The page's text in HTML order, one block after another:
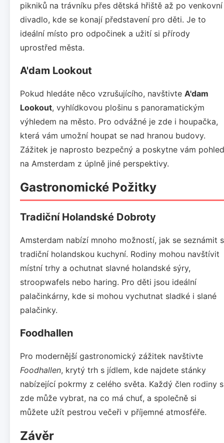
pikniků na trávníku přes dětská hřiště až po venkovní
divadlo, kde se konají představení pro děti. Je to
ideální místo pro odpočinek a užití si přírody
uprostřed města.
A'dam Lookout
Pokud hledáte něco vzrušujícího, navštivte A'dam
Lookout, vyhlídkovou plošinu s panoramatickým
výhledem na město. Pro odvážné je zde i houpačka,
která vám umožní houpat se nad hranou budovy.
Zážitek je naprosto bezpečný a poskytne vám pohled
na Amsterdam z úplně jiné perspektivy.
Gastronomické Požitky
Tradiční Holandské Dobroty
Amsterdam nabízí mnoho možností, jak se seznámit s
tradiční holandskou kuchyní. Rodiny mohou navštívit
místní trhy a ochutnat slavné holandské sýry,
stroopwafels nebo haring. Pro děti jsou ideální
palačinkárny, kde si mohou vychutnat sladké i slané
palačinky.
Foodhallen
Pro modernější gastronomický zážitek navštivte
Foodhallen, krytý trh s jídlem, kde najdete stánky
nabízející pokrmy z celého světa. Každý člen rodiny
zde může vybrat, na co má chuť, a společně si
můžete užít pestrou večeři v příjemné atmosféře.
Závěr